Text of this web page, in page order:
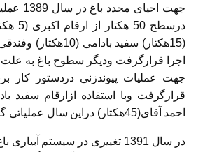
جهت
درسطح 50
اجرا قرارگرفت ودیگر سطوح باغ به علت
احمد آقای(45هکتار) دراین سال عملیاتی گردید
در سال 1391 تغییری در سیستم